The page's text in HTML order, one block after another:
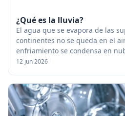
¿Qué es la lluvia?
El agua que se evapora de las
continentes no se queda en el
enfriamiento se condensa en
seguidamente en forma de
12 jun 2026